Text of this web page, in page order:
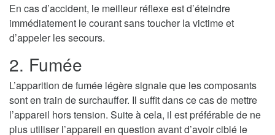
En cas d’accident, le meilleur réflexe est d’éteindre
immédiatement le courant sans toucher la victime et
d’appeler les secours.
2. Fumée
L’apparition de fumée légère signale que les composants
sont en train de surchauffer. Il suffit dans ce cas de mettre
l’appareil hors tension. Suite à cela, il est préférable de ne
plus utiliser l’appareil en question avant d’avoir ciblé le